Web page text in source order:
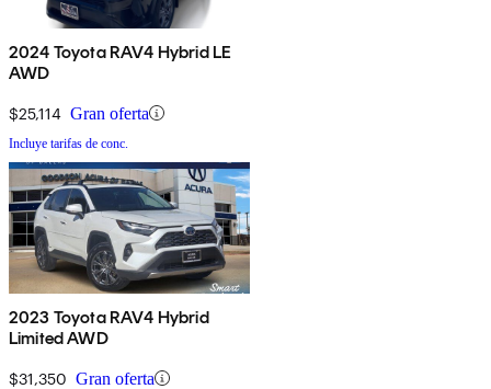
2024 Toyota RAV4 Hybrid LE
AWD
$25,114 Gran oferta
Incluye tarifas de conc.
2023 Toyota RAV4 Hybrid
Limited AWD
$31,350 Gran oferta